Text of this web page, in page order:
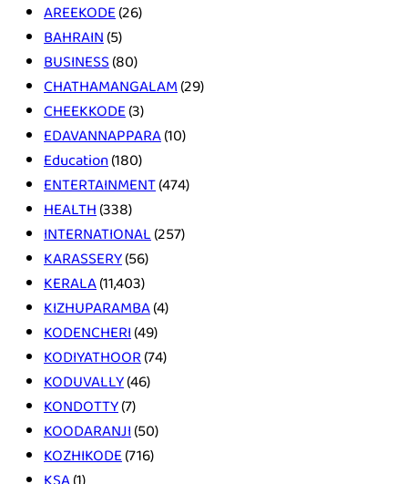
AREEKODE(26)
BAHRAIN(5)
BUSINESS(80)
CHATHAMANGALAM(29)
CHEEKKODE(3)
EDAVANNAPPARA(10)
Education(180)
ENTERTAINMENT(474)
HEALTH(338)
INTERNATIONAL(257)
KARASSERY(56)
KERALA(11,403)
KIZHUPARAMBA(4)
KODENCHERI(49)
KODIYATHOOR(74)
KODUVALLY(46)
KONDOTTY(7)
KOODARANJI(50)
KOZHIKODE(716)